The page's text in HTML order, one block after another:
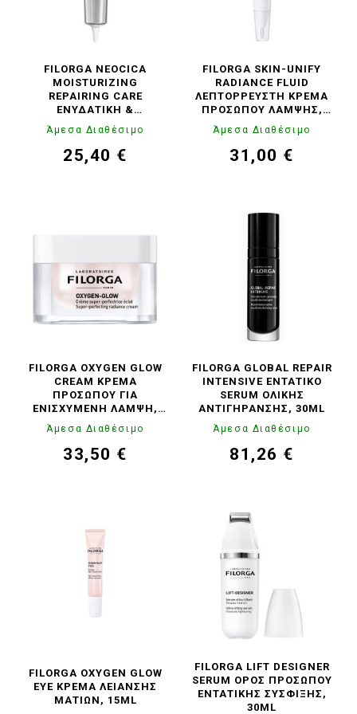
FILORGA NEOCICA
MOISTURIZING
REPAIRING CARE
ΕΝΥΔΑΤΙΚΉ &
ΕΠΑΝΟΡΘΩΤΙΚΉ
ΦΡΟΝΤΊΔΑ ΠΡΟΣΏΠΟΥ,
40ML
Άμεσα Διαθέσιμο
Τιμή
25,40 €
FILORGA SKIN-UNIFY
RADIANCE FLUID
ΛΕΠΤΌΡΡΕΥΣΤΗ ΚΡΈΜΑ
ΠΡΟΣΏΠΟΥ ΛΆΜΨΗΣ,
Άμεσα Διαθέσιμο
Τιμή
31,00 €
FILORGA OXYGEN GLOW
CREAM ΚΡΈΜΑ
ΠΡΟΣΏΠΟΥ ΓΙΑ
ΕΝΙΣΧΥΜΈΝΗ ΛΆΜΨΗ,
Άμεσα Διαθέσιμο
Τιμή
33,50 €
FILORGA GLOBAL REPAIR
INTENSIVE EΝΤΑΤΙΚΌ
SERUM ΟΛΙΚΉΣ
ΑΝΤΙΓΉΡΑΝΣΗΣ, 30ML
Άμεσα Διαθέσιμο
Τιμή
81,26 €
FILORGA OXYGEN GLOW
EYE ΚΡΈΜΑ ΛΕΊΑΝΣΗΣ
ΜΑΤΙΏΝ, 15ML
FILORGA LIFT DESIGNER
SERUM OΡΌΣ ΠΡΟΣΏΠΟΥ
ΕΝΤΑΤΙΚΉΣ ΣΎΣΦΙΞΗΣ,
30ML